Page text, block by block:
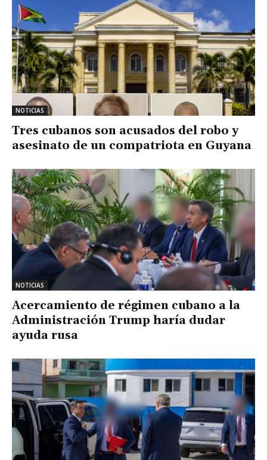
NOTICIAS
Tres cubanos son acusados del robo y
asesinato de un compatriota en Guyana
NOTICIAS
Acercamiento de régimen cubano a la
Administración Trump haría dudar
ayuda rusa